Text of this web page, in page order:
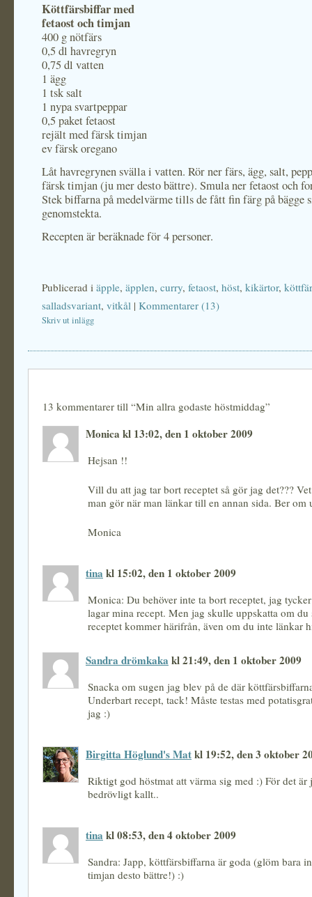
Köttfärsbiffar med
fetaost och timjan
400 g nötfärs
0,5 dl havregryn
0,75 dl vatten
1 ägg
1 tsk salt
1 nypa svartpeppar
0,5 paket fetaost
rejält med färsk timjan
ev färsk oregano
Låt havregrynen svälla i vatten. Rör ner färs, ägg, salt,
färsk timjan (ju mer desto bättre). Smula ner fetaost och
Stek biffarna på medelvärme tills de fått fin färg på bägge
genomstekta.
Recepten är beräknade för 4 personer.
Publicerad i äpple, äpplen, curry, fetaost, höst, kikärtor,
salladsvariant, vitkål | Kommentarer (13)
Skriv ut inlägg
13 kommentarer till “Min allra godaste höstmiddag”
Monica kl 13:02, den 1 oktober 2009
Hejsan !!
Vill du att jag tar bort receptet så gör jag det???
man gör när man länkar till en annan sida. Ber om
Monica
tina kl 15:02, den 1 oktober 2009
Monica: Du behöver inte ta bort receptet, jag
lagar mina recept. Men jag skulle uppskatta om du
receptet kommer härifrån, även om du inte länkar
Sandra drömkaka kl 21:49, den 1 oktober 2009
Snacka om sugen jag blev på de där
Underbart recept, tack! Måste testas med
jag :)
Birgitta Höglund's Matkl 19:52, den 3 oktober
Riktigt god höstmat att värma sig med :) För det är
bedrövligt kallt..
tina kl 08:53, den 4 oktober 2009
Sandra: Japp, köttfärsbiffarna är goda (glöm bara
timjan desto bättre!) :)